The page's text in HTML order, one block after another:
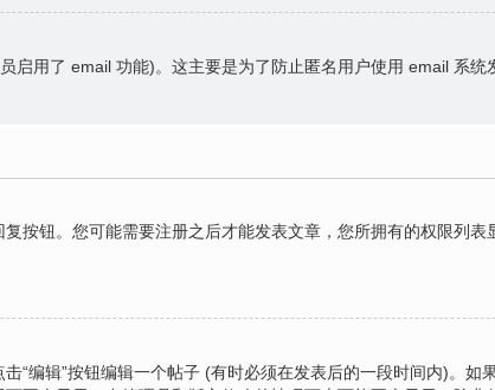
用了 email 功能)。这主要是为了防止匿名用户使用 email 系统
按钮。您可能需要注册之后才能发表文章，您所拥有的权限列
“编辑”按钮编辑一个帖子 (有时必须在发表后的一段时间内)。